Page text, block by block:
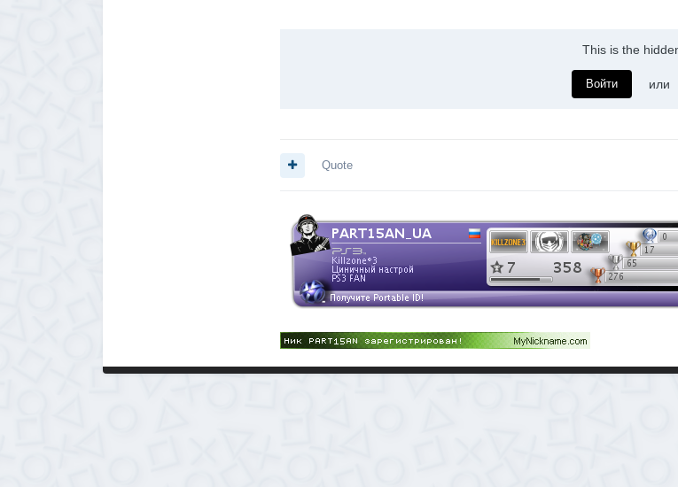
This is the
Войти или
Quote